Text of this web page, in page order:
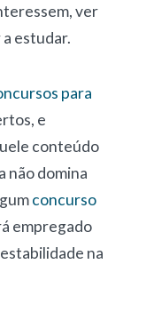
ver
estudar.
para
e
conteúdo
não domina
concurso
empregado
na